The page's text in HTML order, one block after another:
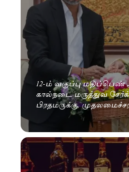
12-ம் வகுப்பு
கால்நடை மருத்துவ
பிரதமருக்கு,